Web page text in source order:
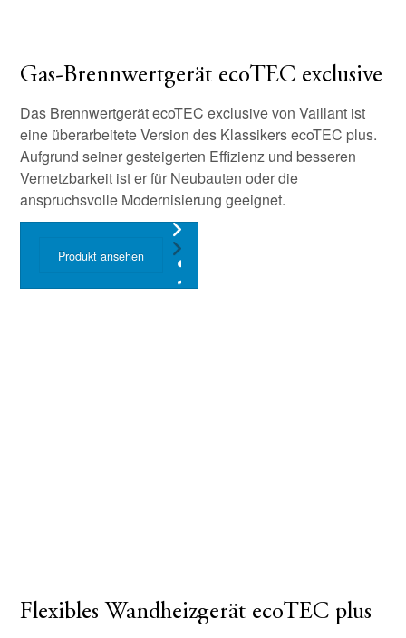
Gas-Brennwertgerät ecoTEC exclusive
Das Brennwertgerät ecoTEC exclusive von Vaillant ist
eine überarbeitete Version des Klassikers ecoTEC plus.
Aufgrund seiner gesteigerten Effizienz und besseren
Vernetzbarkeit ist er für Neubauten oder die
anspruchsvolle Modernisierung geeignet.
Produkt ansehen
Flexibles Wandheizgerät ecoTEC plus